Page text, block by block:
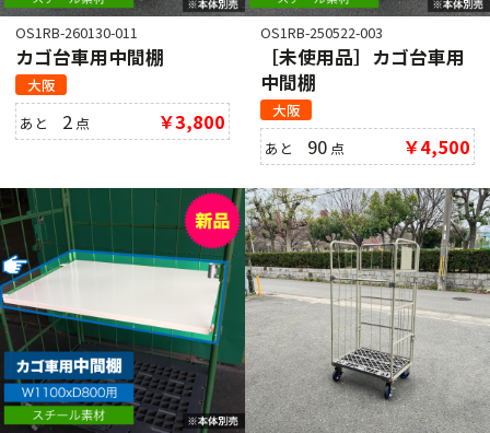
OS1RB-260130-011
カゴ台車用中間棚
大阪
あと 2 点 ￥3,800
OS1RB-250522-003
［未使用品］カゴ台車用
中間棚
大阪
あと 90 点 ￥4,500